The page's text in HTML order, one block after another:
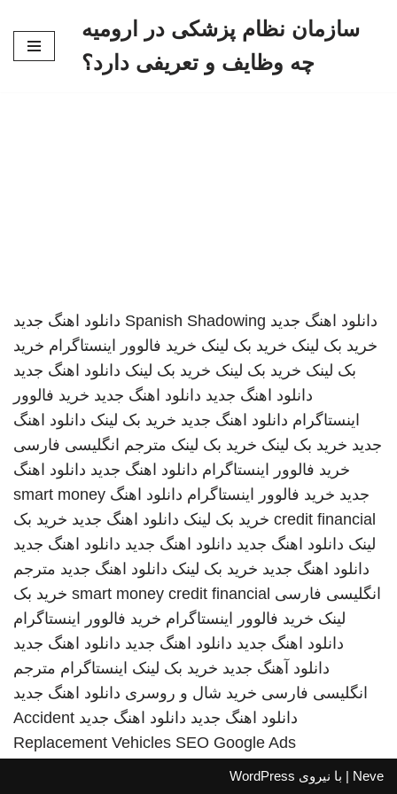
سازمان نظام پزشکی در ارومیه
چه وظایف و تعریفی دارد؟
دانلود اهنگ جدید Spanish Shadowing دانلود اهنگ جدید
خرید بک لینک خرید بک لینک خرید فالوور اینستاگرام خرید
بک لینک خرید بک لینک خرید بک لینک دانلود اهنگ جدید
دانلود اهنگ جدید دانلود اهنگ جدید خرید فالوور
اینستاگرام دانلود اهنگ جدید خرید بک لینک دانلود اهنگ
جدید خرید بک لینک خرید بک لینک مترجم انگلیسی فارسی
خرید فالوور اینستاگرام دانلود اهنگ جدید دانلود اهنگ
جدید خرید فالوور اینستاگرام دانلود اهنگ smart money
credit financial خرید بک لینک دانلود اهنگ جدید خرید بک
لینک دانلود اهنگ جدید دانلود اهنگ جدید دانلود اهنگ جدید
دانلود اهنگ جدید خرید بک لینک دانلود اهنگ جدید مترجم
انگلیسی فارسی smart money credit financial خرید بک
لینک خرید فالوور اینستاگرام خرید فالوور اینستاگرام
دانلود اهنگ جدید دانلود اهنگ جدید دانلود اهنگ جدید
دانلود آهنگ جدید خرید بک لینک اینستاگرام مترجم
انگلیسی فارسی خرید شال و روسری دانلود اهنگ جدید
دانلود اهنگ جدید دانلود اهنگ جدید Accident
Replacement Vehicles SEO Google Ads
Neve | با نیروی WordPress